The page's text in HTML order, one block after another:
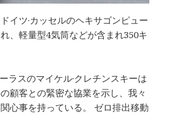
イツ·カッセルのヘキサゴンピュー
、軽量型4気筒などが含まれ350キ
ラスのマイケル·クレチンスキーは
顧客との緊密な協業を示し、我々
心事を持っている。 ゼロ排出移動